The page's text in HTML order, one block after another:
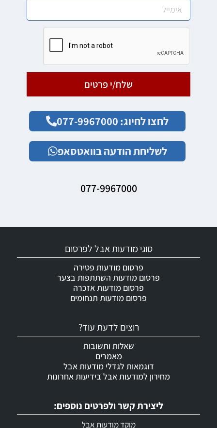
שלח/י פרטים
לחצו לחיוג: 077-9967000
לשליחת הודעה בוואטסאפ
077-9967000
ליצירת קשר ולפרטים נוספים:
מוקד מודעות אבל
רוצים לדעת עוד?
שאלות ותשובות
מאמרים
דוגמאות לגדלי מודעות אבל
מחירון למודעות אבל בידיעות אחרונות
סוגי מודעות אבל לפרסום
פרסום מודעות פטירה
פרסום מודעות השתתפות בצער
פרסום מודעות אזכרה
פרסום מודעות תנחומים